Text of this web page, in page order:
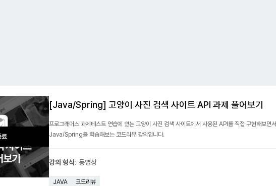
료
[Java/Spring] 고양이 사진 검색 사이트 API 과제 풀어보기
프로그래머스 과제테스트 연습에 있는 고양이 사진 검색 사이트에서 사용된 API를 직접 구현해보면서
Java/Spring을 학습해보는 코드리뷰 강의입니다.
강의 형식: 동영상
JAVA 코드리뷰